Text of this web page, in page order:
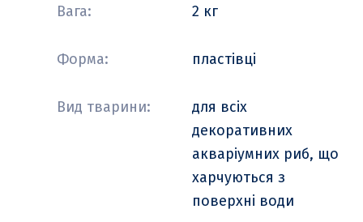
Вага: 2 кг
Форма: пластівці
Вид тварини:
для всіх
декоративних
акваріумних риб, що
харчуються з
поверхні води